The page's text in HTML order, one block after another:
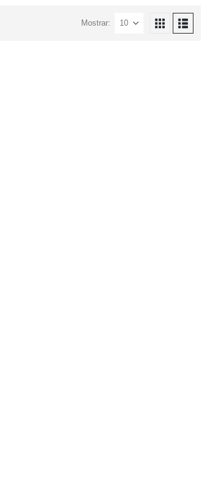
con bermudas para un estilo veraniego
como el blanco, beige o azul siguen
al aire libre. Su capacidad para
entre comodidad, estilo y
Mostrar: